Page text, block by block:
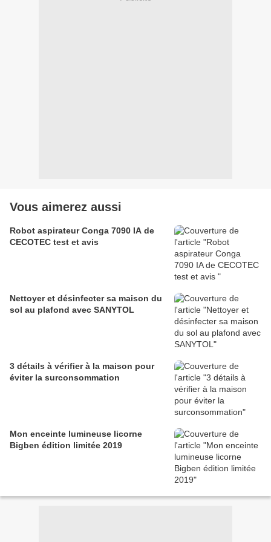
Vous aimerez aussi
Robot aspirateur Conga 7090 IA de
CECOTEC test et avis
Nettoyer et désinfecter sa maison du
sol au plafond avec SANYTOL
3 détails à vérifier à la maison pour
éviter la surconsommation
Mon enceinte lumineuse licorne
Bigben édition limitée 2019